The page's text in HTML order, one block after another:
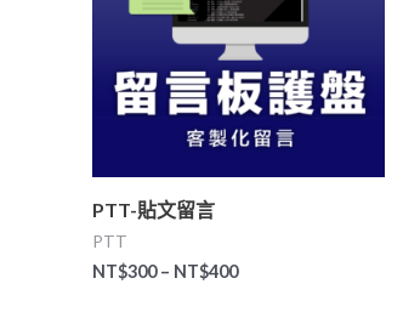
PTT-貼文留言
PTT
NT$300– NT$400